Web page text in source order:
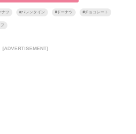
ナツ #バレンタイン #ドーナツ #チョコレート
[ADVERTISEMENT]